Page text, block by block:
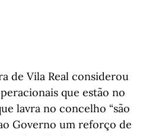
de Vila Real considerou
que estão no
lavra no concelho “são
Governo um reforço de